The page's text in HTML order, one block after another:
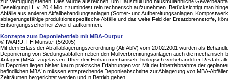
zur Verfügung stehen. Dies würde ausreichen, um Hausmüll und hausmüllähnliche
Beseitigung i.H.v. 20,4 Mio. t zumindest rein rechnerisch aufzunehmen. Berücksichtigt man
Abfälle aus anderen Abfallbehandlungsanlagen (Sortier- und Aufbereitungsanlagen,
ablagerungsfähige produktionsspezifische Abfälle und das weite Feld der Ersatzbrennstoffe,
Entsorgungssicherheit Zweifel aufkommen.
Konzepte zum Deponiebetrieb mit MBA-Output
© IWARU, FH Münster (5/2005)
Mit dem Erlass der Abfallablagerungsverordnung (AbfAblV) vom 20.02.2001 wurden als
Deponierung von Siedlungsabfällen neben den Müllverbrennungsanlagen auch die mechanisch-
Anlagen (MBA) zugelassen. Über den Einbau mechanisch- biologisch vorbehandelter
in Deponien liegen bisher kaum praktische Erfahrungen vor. Mit der Inbetriebnahme der
befindlichen MBA`n müssen entsprechende Deponieabschnitte zur Ablagerung von MBA-
Zeiträumen hergerichtet werden und in Betrieb gehen.